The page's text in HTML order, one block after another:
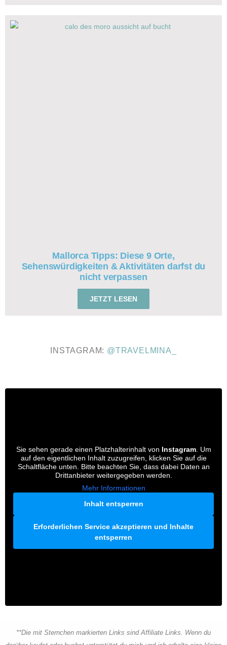
Mallorca Tipps: Diese 9 Orte,
Sehenswürdigkeiten & Aktivitäten darfst du
nicht verpassen
JETZT LESEN
INSTAGRAM: @TRAVELMINA_
Sie sehen gerade einen Platzhalterinhalt von Instagram. Um
auf den eigentlichen Inhalt zuzugreifen, klicken Sie auf die
Schaltfläche unten. Bitte beachten Sie, dass dabei Daten an
Drittanbieter weitergegeben werden.
Mehr Informationen
Inhalt entsperren
Erforderlichen Service akzeptieren und Inhalte
entsperren
**Die mit Sternchen markierten Links sind Affiliate Links. Wenn du